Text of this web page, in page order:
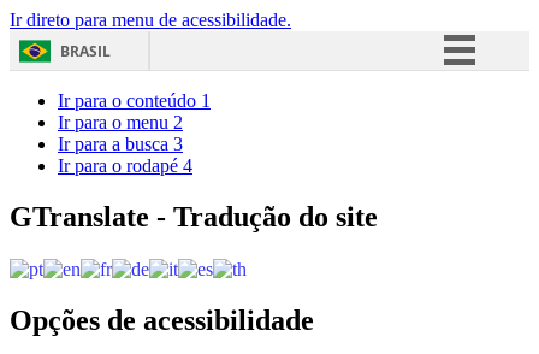
Ir direto para menu de acessibilidade.
BRASIL
Acesso à informação
Ir para o conteúdo 1
Ir para o menu 2
Ir para a busca 3
Ir para o rodapé 4
GTranslate - Tradução do site
Opções de acessibilidade